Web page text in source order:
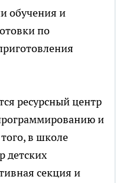
обучения и
по
ресурсный центр
и
в школе
детских
секция и